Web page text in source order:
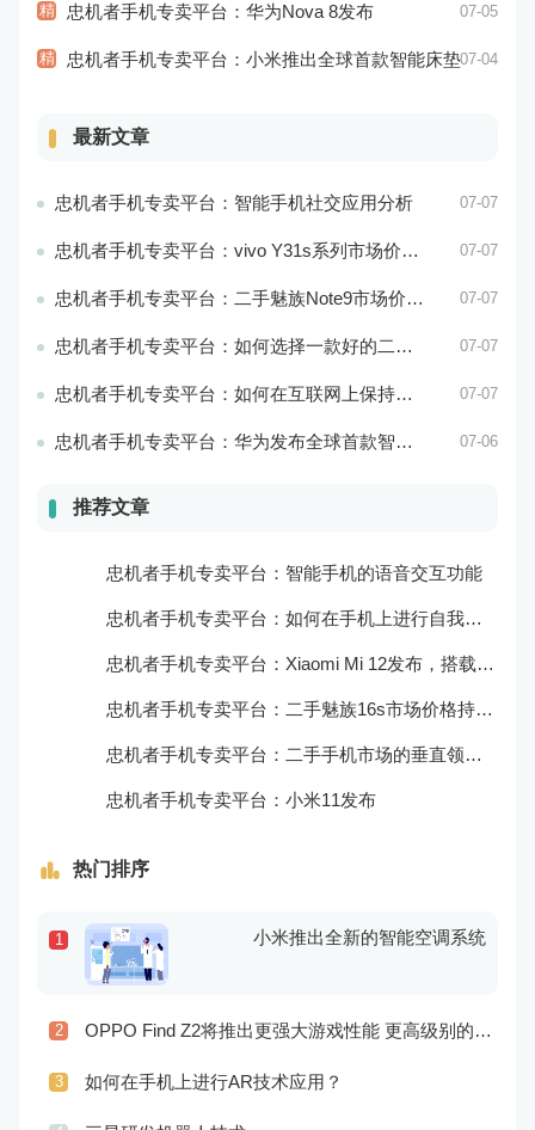
精 忠机者手机专卖平台：华为Nova 8发布 07-05
精 忠机者手机专卖平台：小米推出全球首款智能床垫07-04
最新文章
忠机者手机专卖平台：智能手机社交应用分析 07-07
忠机者手机专卖平台：vivo Y31s系列市场价格走势平稳 07-07
忠机者手机专卖平台：二手魅族Note9市场价格持续下跌 07-07
忠机者手机专卖平台：如何选择一款好的二手手机应用？ 07-07
忠机者手机专卖平台：如何在互联网上保持安全？ 07-07
忠机者手机专卖平台：华为发布全球首款智能物业管理系统 07-06
推荐文章
忠机者手机专卖平台：智能手机的语音交互功能
忠机者手机专卖平台：如何在手机上进行自我提升？
忠机者手机专卖平台：Xiaomi Mi 12发布，搭载更为出色的相机和处理器
忠机者手机专卖平台：二手魅族16s市场价格持续波动
忠机者手机专卖平台：二手手机市场的垂直领域拓展
忠机者手机专卖平台：小米11发布
热门排序
1 小米推出全新的智能空调系统
2 OPPO Find Z2将推出更强大游戏性能 更高级别的音频技术
3 如何在手机上进行AR技术应用？